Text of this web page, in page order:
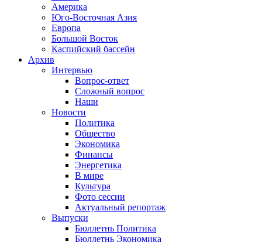
Америка
Юго-Восточная Азия
Европа
Большой Восток
Каспийский бассейн
Архив
Интервью
Вопрос-ответ
Сложный вопрос
Наши
Новости
Политика
Общество
Экономика
Финансы
Энергетика
В мире
Культура
Фото сессии
Актуальный репортаж
Выпуски
Бюллетнь Политика
Бюллетнь Экономика